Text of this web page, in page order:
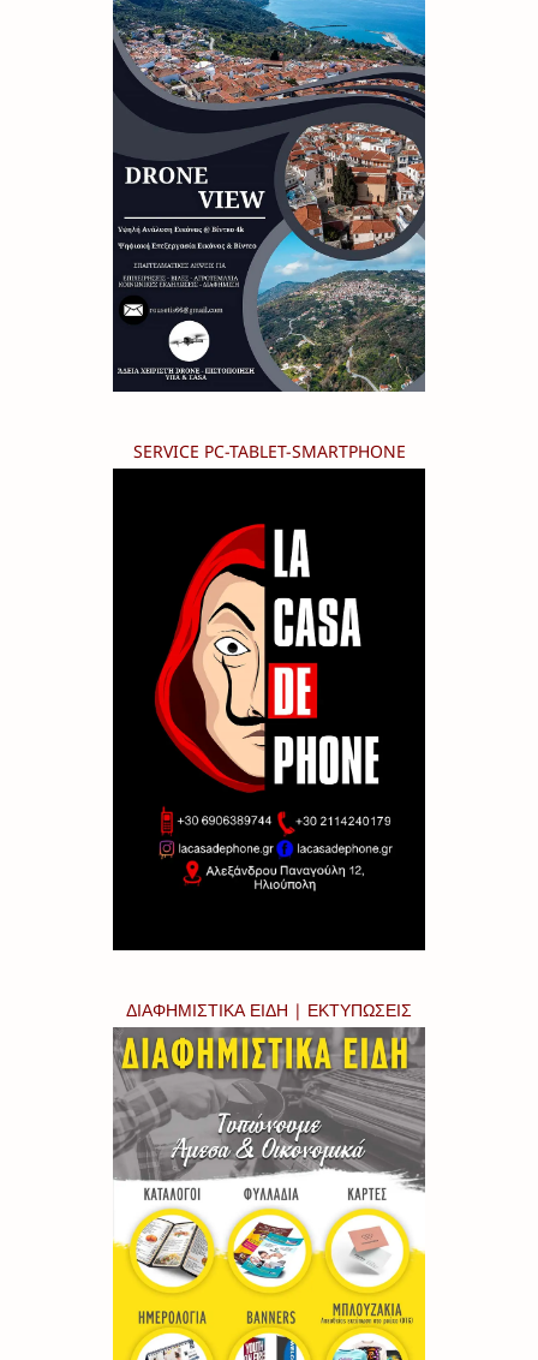
SERVICE PC-TABLET-SMARTPHONE
ΔΙΑΦΗΜΙΣΤΙΚΑ ΕΙΔΗ | ΕΚΤΥΠΩΣΕΙΣ